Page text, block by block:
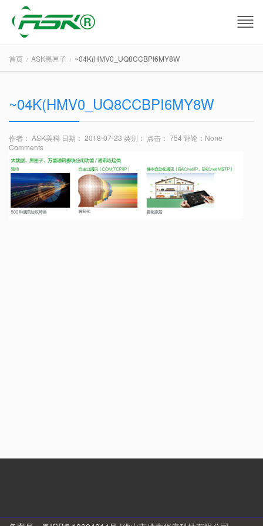
首页 ASK黑匣子 ~04K(HMV0_UQ8CCBPI6MY8W
~04K(HMV0_UQ8CCBPI6MY8W
作者： ASK美科 日期： 2018-07-23 类别： 点击： 754 评论： None
Comments